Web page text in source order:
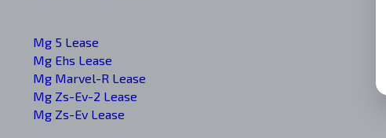
Mg 5 Lease
Mg Ehs Lease
Mg Marvel-R Lease
Mg Zs-Ev-2 Lease
Mg Zs-Ev Lease